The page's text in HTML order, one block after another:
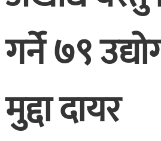
गर्ने ७९
मुद्दा दायर